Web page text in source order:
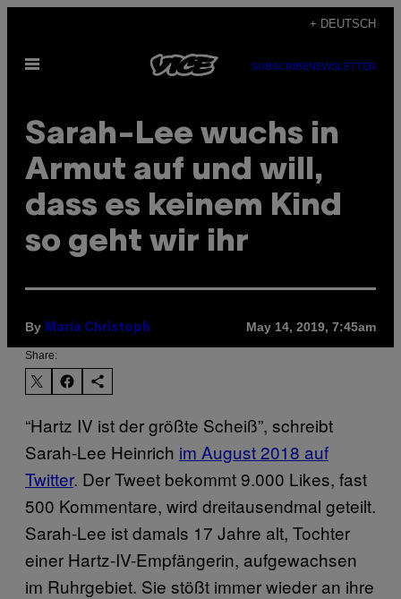
content
+ DEUTSCH
Open
SUBSCRIBENEWSLETTER
Sarah-Lee wuchs in
Armut auf und will,
dass es keinem Kind
so geht wir ihr
By Maria Christoph May 14, 2019, 7:45am
Share:
“Hartz IV ist der größte Scheiß”, schreibt
Sarah-Lee Heinrich im August 2018 auf
Twitter. Der Tweet bekommt 9.000 Likes, fast
500 Kommentare, wird dreitausendmal geteilt.
Sarah-Lee ist damals 17 Jahre alt, Tochter
einer Hartz-IV-Empfängerin, aufgewachsen
im Ruhrgebiet. Sie stößt immer wieder an ihre